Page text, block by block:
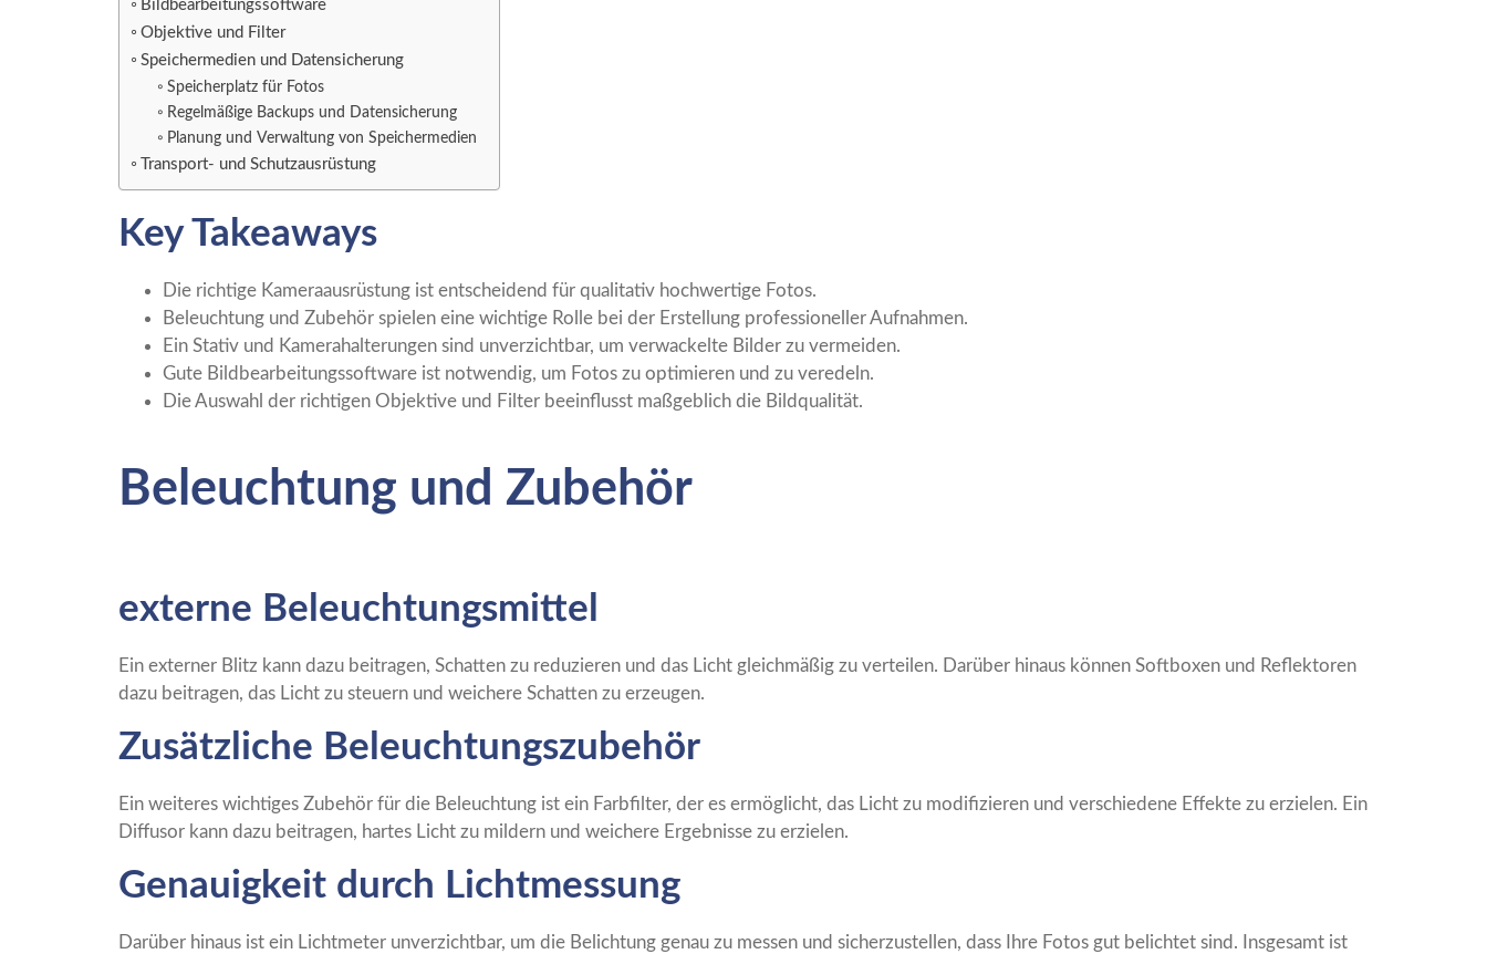
Bildbearbeitungssoftware
Objektive und Filter
Speichermedien und Datensicherung
Speicherplatz für Fotos
Regelmäßige Backups und Datensicherung
Planung und Verwaltung von Speichermedien
Transport- und Schutzausrüstung
Key Takeaways
Die richtige Kameraausrüstung ist entscheidend für qualitativ hochwertige Fotos.
Beleuchtung und Zubehör spielen eine wichtige Rolle bei der Erstellung professioneller Aufnahmen.
Ein Stativ und Kamerahalterungen sind unverzichtbar, um verwackelte Bilder zu vermeiden.
Gute Bildbearbeitungssoftware ist notwendig, um Fotos zu optimieren und zu veredeln.
Die Auswahl der richtigen Objektive und Filter beeinflusst maßgeblich die Bildqualität.
Beleuchtung und Zubehör
externe Beleuchtungsmittel
Ein externer Blitz kann dazu beitragen, Schatten zu reduzieren und das Licht gleichmäßig zu verteilen. Darüber hinaus können Softboxen und Reflektoren
dazu beitragen, das Licht zu steuern und weichere Schatten zu erzeugen.
Zusätzliche Beleuchtungszubehör
Ein weiteres wichtiges Zubehör für die Beleuchtung ist ein Farbfilter, der es ermöglicht, das Licht zu modifizieren und verschiedene Effekte zu erzielen. Ein
Diffusor kann dazu beitragen, hartes Licht zu mildern und weichere Ergebnisse zu erzielen.
Genauigkeit durch Lichtmessung
Darüber hinaus ist ein Lichtmeter unverzichtbar, um die Belichtung genau zu messen und sicherzustellen, dass Ihre Fotos gut belichtet sind. Insgesamt ist